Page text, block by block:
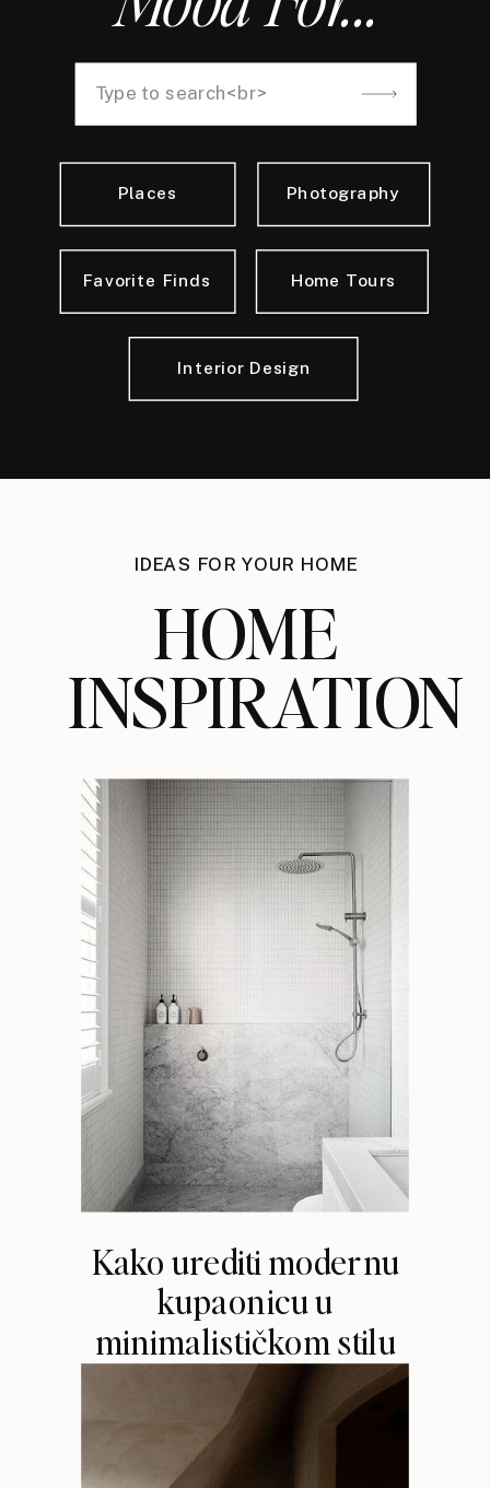
Interior Design
Home Tours
Places Photography
Favorite Finds
Search
IDEAS FOR YOUR HOME
HOME
INSPIRATION
Kako urediti modernu
kupaonicu u
minimalističkom stilu